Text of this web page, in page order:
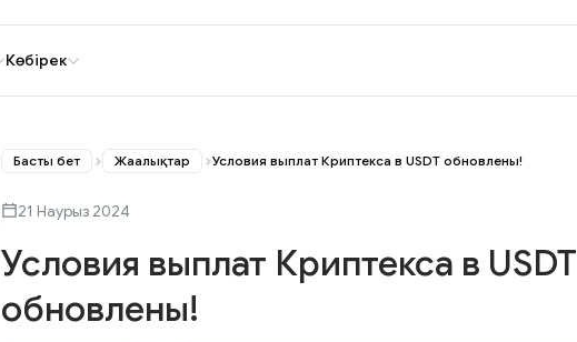
Көбірек
Басты бет Жаңалықтар Условия выплат Криптекса в USDT обновлены!
21 Наурыз 2024
Условия выплат Криптекса в USDT
обновлены!